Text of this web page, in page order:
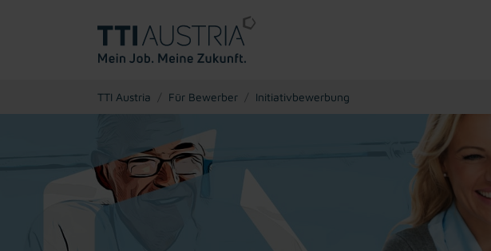
TTI Austria Für Bewerber Initiativbewerbung